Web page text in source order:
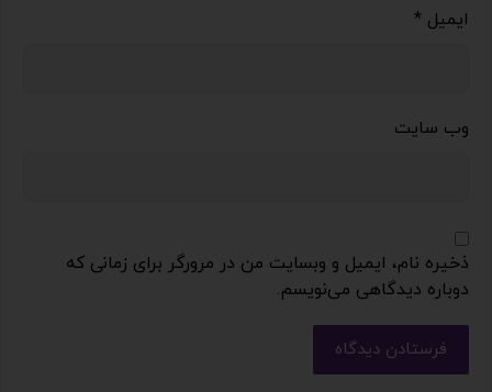
ایمیل *
وب‌ سایت
ذخیره نام، ایمیل و وبسایت من در مرورگر برای زمانی که
دوباره دیدگاهی می‌نویسم.
فرستادن دیدگاه